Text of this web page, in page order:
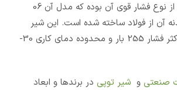
این شیر توپی خنبره از نوع فشار قوی آن بوده که مدل آن 06
آن از فولاد ساخته شده است. این شیر
فشار قوی دارای حداکثر فشار 255 بار و محدوده دمای کاری 30-
صنعتی و شیر توپی در برندها و ابعاد